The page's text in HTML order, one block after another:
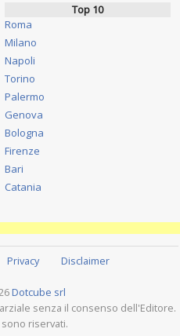
Top 10
Roma
Milano
Napoli
Torino
Palermo
Genova
Bologna
Firenze
Bari
Catania
Privacy Disclaimer
Dotcube srl
senza il consenso dell'Editore.
riservati.